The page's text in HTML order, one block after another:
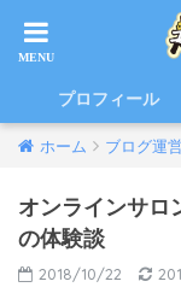
プロフィール
ホーム ブログ運
オンラインサロ
の体験談
2018/10/22